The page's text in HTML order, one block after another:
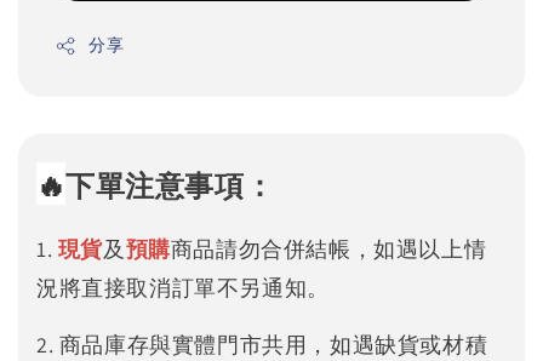
分享
🔥下單注意事項：
1. 現貨及預購商品請勿合併結帳，如遇以上情
況將直接取消訂單不另通知。
2. 商品庫存與實體門市共用，如遇缺貨或材積